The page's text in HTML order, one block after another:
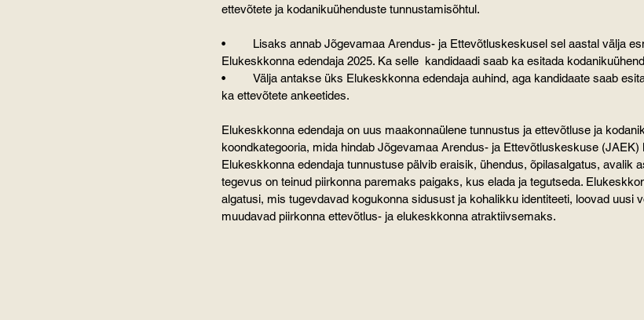
ettevõtete ja kodanikuühenduste tunnustamisõhtul.
•	Lisaks annab Jõgevamaa Arendus- ja Ettevõtluskeskusel sel aastal välja esmakordselt tunnustuse
Elukeskkonna edendaja 2025. Ka selle  kandidaadi saab ka esitada
•	Välja antakse üks Elukeskkonna edendaja auhind, aga kandidaate saab esitada nii kodanikuühenduste kui
ka ettevõtete ankeetides.
Elukeskkonna edendaja on uus maakonnaülene tunnustus ja ettevõtluse ja
koondkategooria, mida hindab Jõgevamaa Arendus- ja Ettevõtluskeskuse (JAEK)
Elukeskkonna edendaja tunnustuse pälvib eraisik, ühendus, õpilasalgatus, avalik
tegevus on teinud piirkonna paremaks paigaks, kus elada ja tegutseda.
algatusi, mis tugevdavad kogukonna sidusust ja kohalikku identiteeti, loovad uusi
muudavad piirkonna ettevõtlus- ja elukeskkonna atraktiivsemaks.